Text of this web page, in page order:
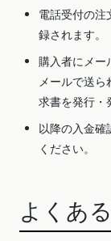
電話受付の注
録されます。
購入者にメー
メールで送
求書を発行・
以降の入金確
ください。
よくあ